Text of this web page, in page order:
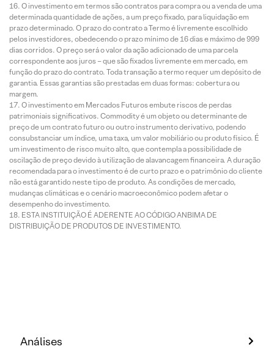
O investimento em termos são contratos para compra ou a venda de uma
determinada quantidade de ações, a um preço fixado, para liquidação em
prazo determinado. O prazo do contrato a Termo é livremente escolhido
pelos investidores, obedecendo o prazo mínimo de 16 dias e máximo de 999
dias corridos. O preço será o valor da ação adicionado de uma parcela
correspondente aos juros – que são fixados livremente em mercado, em
função do prazo do contrato. Toda transação a termo requer um depósito de
garantia. Essas garantias são prestadas em duas formas: cobertura ou
margem.
O investimento em Mercados Futuros embute riscos de perdas
patrimoniais significativos. Commodity é um objeto ou determinante de
preço de um contrato futuro ou outro instrumento derivativo, podendo
consubstanciar um índice, uma taxa, um valor mobiliário ou produto físico. É
um investimento de risco muito alto, que contempla a possibilidade de
oscilação de preço devido à utilização de alavancagem financeira. A duração
recomendada para o investimento é de curto prazo e o patrimônio do cliente
não está garantido neste tipo de produto. As condições de mercado,
mudanças climáticas e o cenário macroeconômico podem afetar o
desempenho do investimento.
ESTA INSTITUIÇÃO É ADERENTE AO CÓDIGO ANBIMA DE
DISTRIBUIÇÃO DE PRODUTOS DE INVESTIMENTO.
Análises